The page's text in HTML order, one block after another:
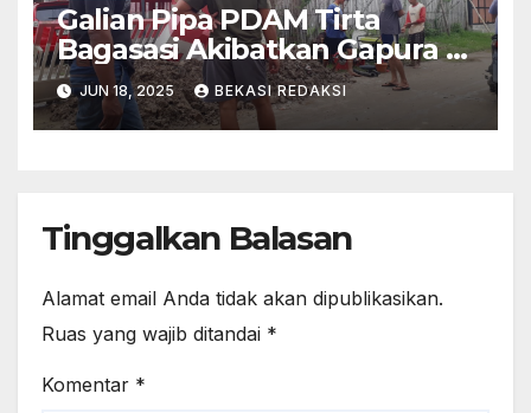
Galian Pipa PDAM Tirta
Bagasasi Akibatkan Gapura di
Bumi Citra Lestari Ambruk
JUN 18, 2025 BEKASI REDAKSI
Tinggalkan Balasan
Alamat email Anda tidak akan dipublikasikan.
Ruas yang wajib ditandai *
Komentar *